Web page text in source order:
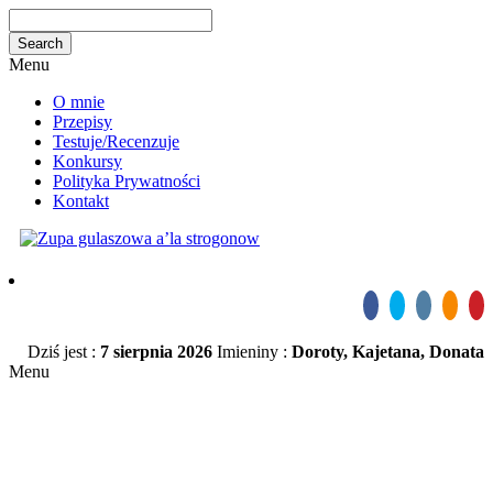
Menu
O mnie
Przepisy
Testuje/Recenzuje
Konkursy
Polityka Prywatności
Kontakt
Dziś jest : 7 sierpnia 2026 Imieniny : Doroty, Kajetana, Donata
Menu